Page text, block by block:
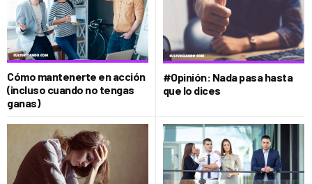
Cómo mantenerte en acción
(incluso cuando no tengas
ganas)
#Opinión: Nada pasa hasta
que lo dices